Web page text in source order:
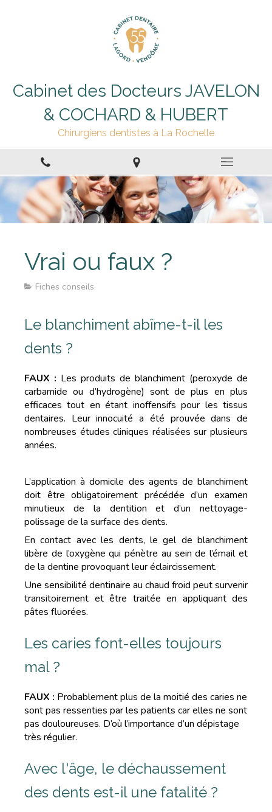
Cabinet des Docteurs JAVELON
& COCHARD & HUBERT
Chirurgiens dentistes à La Rochelle
Vrai ou faux ?
Fiches conseils
Le blanchiment abîme-t-il les
dents ?
FAUX : Les produits de blanchiment (peroxyde de
carbamide ou d’hydrogène) sont de plus en plus
efficaces tout en étant inoffensifs pour les tissus
dentaires. Leur innocuité a été prouvée dans de
nombreuses études cliniques réalisées sur plusieurs
années.
L’application à domicile des agents de blanchiment
doit être obligatoirement précédée d’un examen
minutieux de la dentition et d’un nettoyage-
polissage de la surface des dents.
En contact avec les dents, le gel de blanchiment
libère de l’oxygène qui pénètre au sein de l’émail et
de la dentine provoquant leur éclaircissement.
Une sensibilité dentinaire au chaud froid peut survenir
transitoirement et être traitée en appliquant des
pâtes fluorées.
Les caries font-elles toujours
mal ?
FAUX : Probablement plus de la moitié des caries ne
sont pas ressenties par les patients car elles ne sont
pas douloureuses. D’où l’importance d’un dépistage
très régulier.
Avec l'âge, le déchaussement
des dents est-il une fatalité ?